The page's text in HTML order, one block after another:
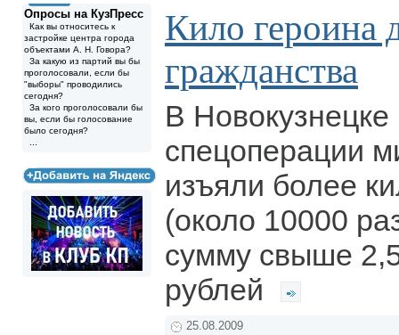
Опросы на КузПресс
Как вы относитесь к
застройке центра города
объектами А. Н. Говора?
За какую из партий вы бы
проголосовали, если бы
"выборы" проводились
сегодня?
За кого проголосовали бы
вы, если бы голосование
было сегодня?
Кило героина
гражданства
В Новокузнецке
спецоперации
изъяли более
(около 10000
сумму свыше
рублей
25.08.2009